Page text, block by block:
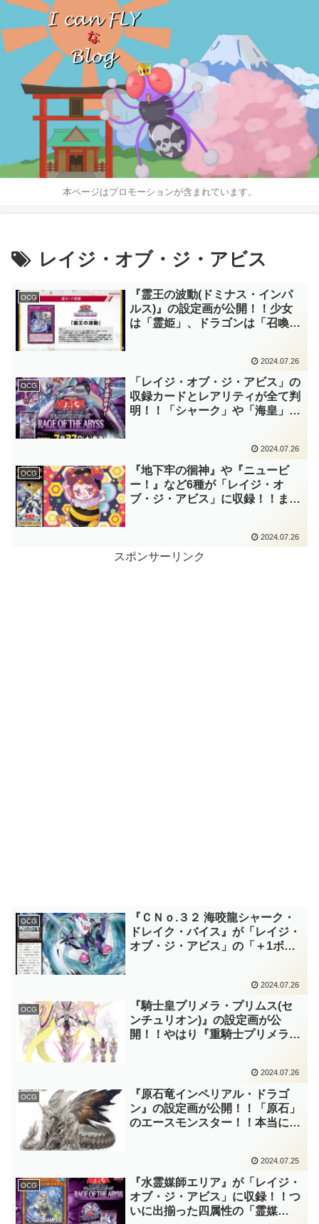
本ページはプロモーションが含まれています。
レイジ・オブ・ジ・アビス
OCG
『霊王の波動(ドミナス・インパ
ルス)』の設定画が公開！！少女
は「霊姫」、ドラゴンは「召喚
に入れたいカードです！！「レイ
ジ・オブ・ジ・アビス」収録！！
【遊戯王OCG】
2024.07.26
OCG
「レイジ・オブ・ジ・アビス」の
収録カードとレアリティが全て判
明！！「シャーク」や「海皇」、
(ビー・フォース)」による昆虫族
の大幅強化が嬉し過ぎる……。
【遊戯王OCG】
2024.07.26
OCG
『地下牢の徊神』や『ニュービ
ー！』など6種が「レイジ・オ
ブ・ジ・アビス」に収録！！まさ
じ「蜂」だからですかね……？新
規アンデット族も効果が豪快で
2024.07.26
スポンサーリンク
OCG
『ＣＮｏ.３２ 海咬龍シャーク・
ドレイク・バイス』が「レイジ・
オブ・ジ・アビス」の「＋1ボー
録！！納得……というより、予想
通りの選出でしたね！！【遊戯王
OCG】
2024.07.26
OCG
『騎士皇プリメラ・プリムス(セ
ンチュリオン)』の設定画が公
開！！やはり『重騎士プリメラ』
シンクロしそうですね～。「レイ
ジ・オブ・ジ・アビス」収録！！
【遊戯王OCG】
2024.07.26
OCG
『原石竜インペリアル・ドラゴ
ン』の設定画が公開！！「原石」
のエースモンスター！！本当に、
ビス」収録！！【遊戯王OCG】
2024.07.25
OCG
『水霊媒師エリア』が「レイジ・
オブ・ジ・アビス」に収録！！つ
いに出揃った四属性の「霊媒